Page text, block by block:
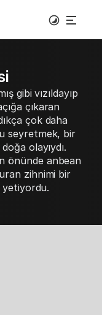
gibi vızıldayıp
çıkaran
çok daha
seyretmek, bir
olayıydı.
önünde anbean
zihnimi bir
yetiyordu.